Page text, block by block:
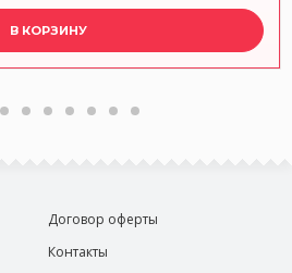
В КОРЗИНУ
Договор оферты
Контакты